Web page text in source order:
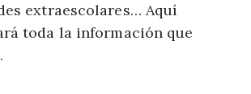
extraescolares… Aquí
toda la información que